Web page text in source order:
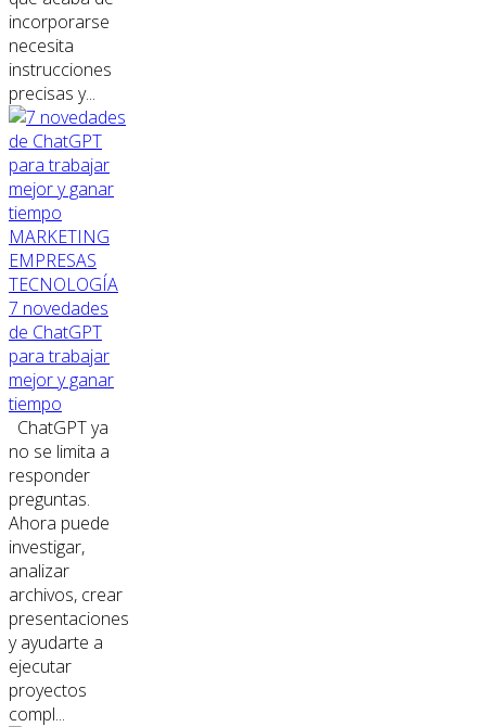
incorporarse
necesita
instrucciones
precisas y...
MARKETING
EMPRESAS
TECNOLOGÍA
7 novedades
de ChatGPT
para trabajar
mejor y ganar
tiempo
ChatGPT ya
no se limita a
responder
preguntas.
Ahora puede
investigar,
analizar
archivos, crear
presentaciones
y ayudarte a
ejecutar
proyectos
compl...